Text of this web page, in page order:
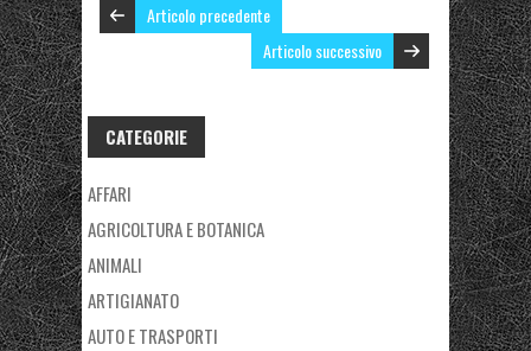
Articolo precedente
Articolo successivo
CATEGORIE
AFFARI
AGRICOLTURA E BOTANICA
ANIMALI
ARTIGIANATO
AUTO E TRASPORTI